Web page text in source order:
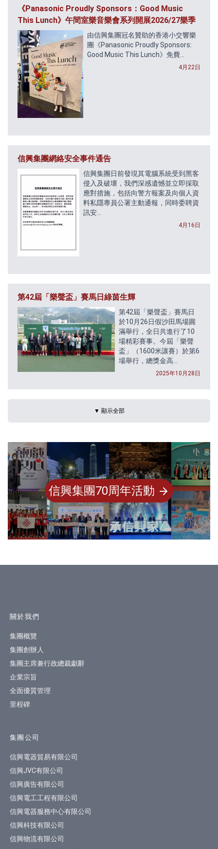
《Panasonic Proudly Sponsors：Good Music
This Lunch》午間室樂音樂會系列開展2026/27樂季
由信興集團冠名贊助的香港小交響樂
團《Panasonic Proudly Sponsors:
Good Music This Lunch》免費...
4月22日
信興集團網絡安全事件通告
信興集團日前發現其電腦系統受到黑客
侵入及破壞，我們深感遺憾並立即採取
應對措施，包括向警方報案及向個人資
料私隱專員公署主動通報，同時委聘資
訊安...
4月16日
第42屆「樂聲盃」賽馬日綠茵生輝
第42屆「樂聲盃」賽馬日
於10月26日假沙田馬場圓
滿舉行，全日共進行了10
場精彩賽事。今屆「樂聲
盃」（1600米讓賽）於第6
場舉行，總獎金高...
2025年10月28日
▼ 顯示全部
信興集團70周年活動
網站指南
關於我們
集團概覽
集團創辦人
集團主席兼行政總裁獻辭
企業宗旨
全面優質管理
里程碑
集團公司
信興電器貿易有限公司
信興JVC有限公司
信興廣告有限公司
信興電工工程有限公司
信興電器服務中心有限公司
信興科技有限公司
信興物流有限公司